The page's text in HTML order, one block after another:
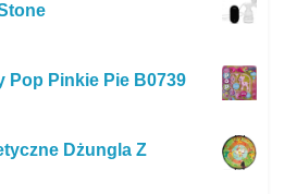
Pop Pinkie Pie B0739
Dżungla Z